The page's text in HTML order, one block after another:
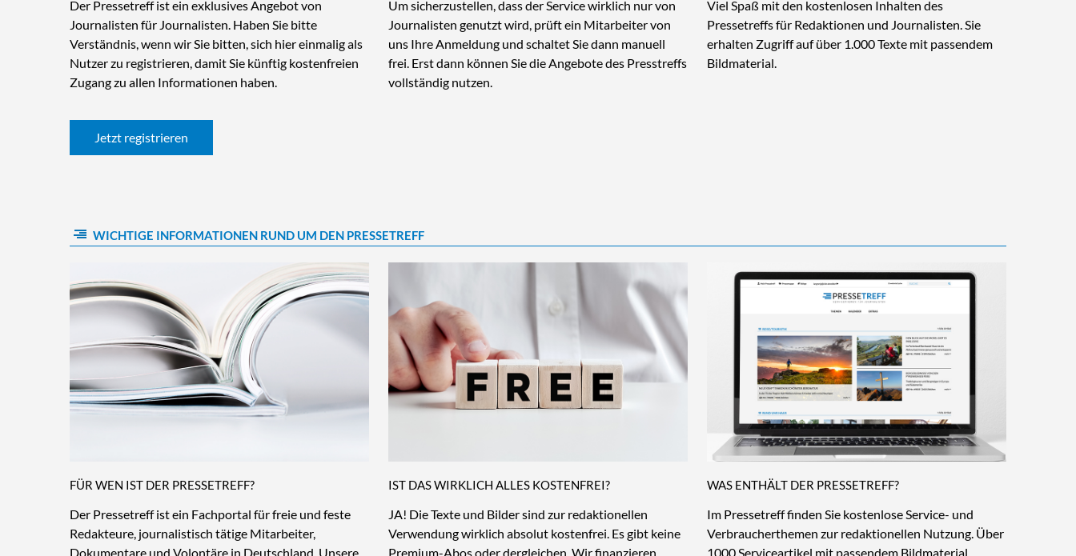
Der Pressetreff ist ein exklusives Angebot von
Journalisten für Journalisten. Haben Sie bitte
Verständnis, wenn wir Sie bitten, sich hier einmalig als
Nutzer zu registrieren, damit Sie künftig kostenfreien
Zugang zu allen Informationen haben.
Um sicherzustellen, dass der Service wirklich nur von
Journalisten genutzt wird, prüft ein Mitarbeiter von
uns Ihre Anmeldung und schaltet Sie dann manuell
frei. Erst dann können Sie die Angebote des Presstreffs
vollständig nutzen.
Viel Spaß mit den kostenlosen Inhalten des
Pressetreffs für Redaktionen und Journalisten. Sie
erhalten Zugriff auf über 1.000 Texte mit passendem
Bildmaterial.
Jetzt registrieren
WICHTIGE INFORMATIONEN RUND UM DEN PRESSETREFF
FÜR WEN IST DER PRESSETREFF?
Der Pressetreff ist ein Fachportal für freie und feste
Redakteure, journalistisch tätige Mitarbeiter,
Dokumentare und Volontäre in Deutschland. Unsere
IST DAS WIRKLICH ALLES KOSTENFREI?
JA! Die Texte und Bilder sind zur redaktionellen
Verwendung wirklich absolut kostenfrei. Es gibt keine
Premium-Abos oder dergleichen. Wir finanzieren
WAS ENTHÄLT DER PRESSETREFF?
Im Pressetreff finden Sie kostenlose Service- und
Verbraucherthemen zur redaktionellen Nutzung. Über
1000 Serviceartikel mit passendem Bildmaterial